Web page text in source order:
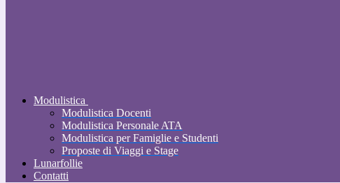
Modulistica
Modulistica Docenti
Modulistica Personale ATA
Modulistica per Famiglie e Studenti
Proposte di Viaggi e Stage
Lunarfollie
Contatti